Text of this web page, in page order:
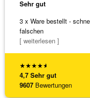
★★★★★
4,7 Sehr gut
9607 Bewertungen
Sehr gut
3 x Ware bestellt -
falschen
[ weiterlesen ]